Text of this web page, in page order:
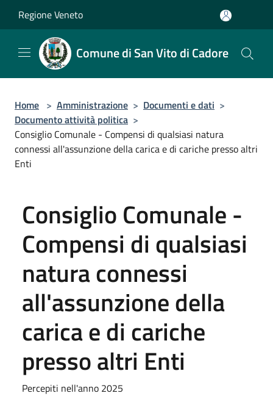
Regione Veneto
Comune di San Vito di Cadore
Home > Amministrazione > Documenti e dati >
Documento attività politica >
Consiglio Comunale - Compensi di qualsiasi natura
connessi all'assunzione della carica e di cariche presso altri
Enti
Consiglio Comunale -
Compensi di qualsiasi
natura connessi
all'assunzione della
carica e di cariche
presso altri Enti
Percepiti nell'anno 2025